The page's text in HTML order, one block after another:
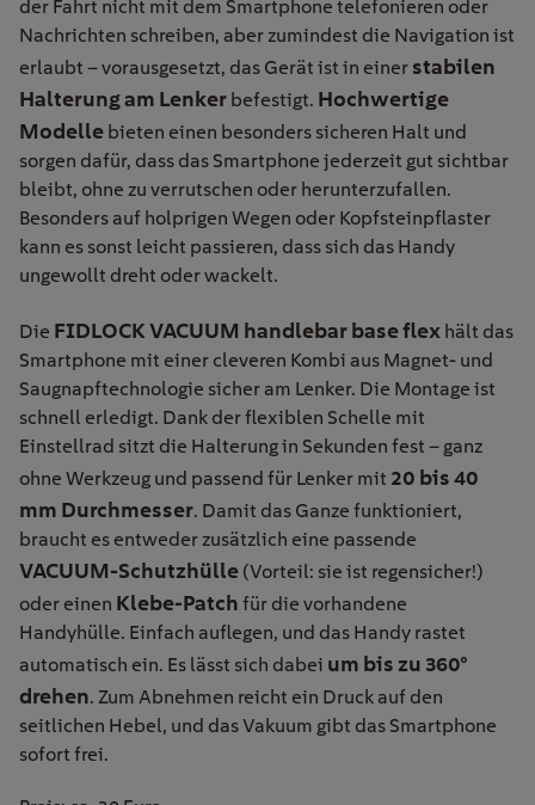
der Fahrt nicht mit dem Smartphone telefonieren oder
Nachrichten schreiben, aber zumindest die Navigation ist
erlaubt – vorausgesetzt, das Gerät ist in einer stabilen
Halterung am Lenker befestigt. Hochwertige
Modelle bieten einen besonders sicheren Halt und
sorgen dafür, dass das Smartphone jederzeit gut sichtbar
bleibt, ohne zu verrutschen oder herunterzufallen.
Besonders auf holprigen Wegen oder Kopfsteinpflaster
kann es sonst leicht passieren, dass sich das Handy
ungewollt dreht oder wackelt.
Die FIDLOCK VACUUM handlebar base flex hält das
Smartphone mit einer cleveren Kombi aus Magnet- und
Saugnapftechnologie sicher am Lenker. Die Montage ist
schnell erledigt. Dank der flexiblen Schelle mit
Einstellrad sitzt die Halterung in Sekunden fest – ganz
ohne Werkzeug und passend für Lenker mit 20 bis 40
mm Durchmesser. Damit das Ganze funktioniert,
braucht es entweder zusätzlich eine passende
VACUUM-Schutzhülle (Vorteil: sie ist regensicher!)
oder einen Klebe-Patch für die vorhandene
Handyhülle. Einfach auflegen, und das Handy rastet
automatisch ein. Es lässt sich dabei um bis zu 360°
drehen. Zum Abnehmen reicht ein Druck auf den
seitlichen Hebel, und das Vakuum gibt das Smartphone
sofort frei.